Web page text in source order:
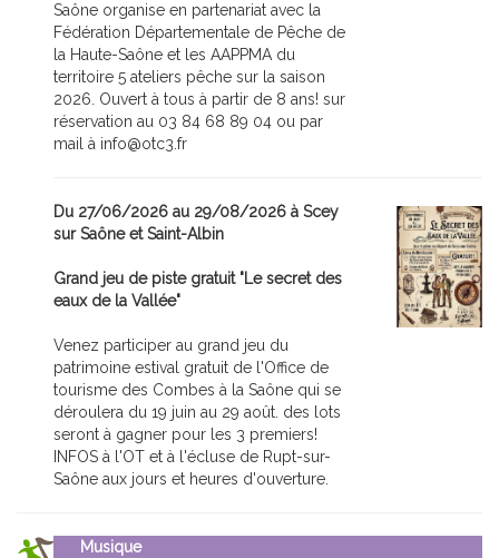
Saône organise en partenariat avec la
Fédération Départementale de Pêche de
la Haute-Saône et les AAPPMA du
territoire 5 ateliers pêche sur la saison
2026. Ouvert à tous à partir de 8 ans! sur
réservation au 03 84 68 89 04 ou par
mail à info@otc3.fr
Du 27/06/2026 au 29/08/2026 à Scey
sur Saône et Saint-Albin
Grand jeu de piste gratuit "Le secret des
eaux de la Vallée"
Venez participer au grand jeu du
patrimoine estival gratuit de l'Office de
tourisme des Combes à la Saône qui se
déroulera du 19 juin au 29 août. des lots
seront à gagner pour les 3 premiers!
INFOS à l'OT et à l'écluse de Rupt-sur-
Saône aux jours et heures d'ouverture.
Musique